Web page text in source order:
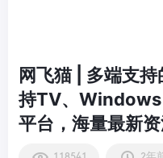
网飞猫 | 多端支
持TV、
平台，海量最新